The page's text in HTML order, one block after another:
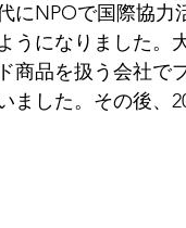
にNPOで国際協力
うになりました。
商品を扱う会社で
ました。その後、